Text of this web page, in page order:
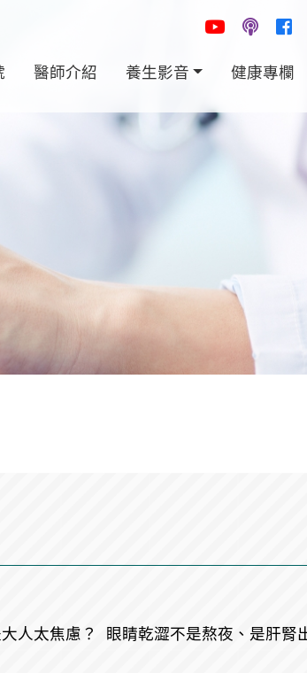
醫師介紹 養生影音 健康專欄
人太焦慮？ 眼睛乾澀不是熬夜、是肝腎